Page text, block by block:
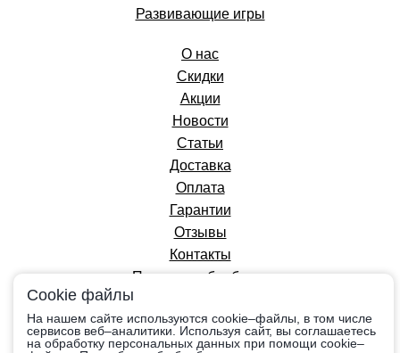
Развивающие игры
О нас
Скидки
Акции
Новости
Статьи
Доставка
Оплата
Гарантии
Отзывы
Контакты
Политика обработки
персональных данных
Cookie файлы
На нашем сайте используются cookie–файлы, в том числе
сервисов веб–аналитики. Используя сайт, вы соглашаетесь
на обработку персональных данных при помощи cookie–